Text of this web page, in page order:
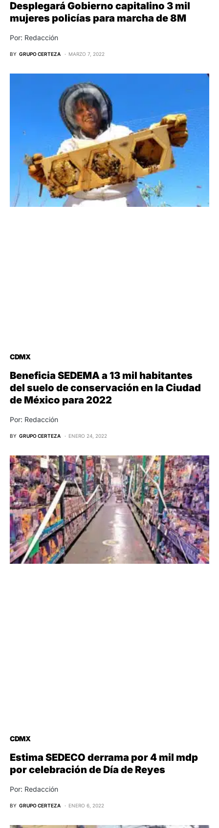
Desplegará Gobierno capitalino 3 mil
mujeres policías para marcha de 8M
Por: Redacción
BY GRUPO CERTEZA MARZO 7, 2022
CDMX
Beneficia SEDEMA a 13 mil habitantes
del suelo de conservación en la Ciudad
de México para 2022
Por: Redacción
BY GRUPO CERTEZA ENERO 24, 2022
CDMX
Estima SEDECO derrama por 4 mil mdp
por celebración de Día de Reyes
Por: Redacción
BY GRUPO CERTEZA ENERO 6, 2022